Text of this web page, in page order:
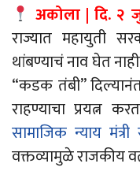
अकोला |दि. २
राज्यात महायुती
थांबण्याचं नाव घेत
“कडक तंबी”
राहण्याचा प्रयत्न
सामाजिक न्याय
वक्तव्यामुळे राजकीय